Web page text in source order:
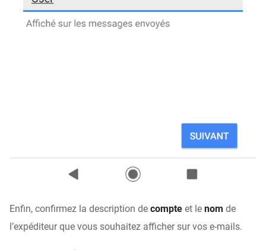
Enfin, confirmez la description de compte et le nom de
l’expéditeur que vous souhaitez afficher sur vos e-mails.